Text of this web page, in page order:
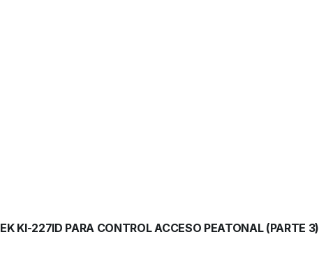
KI-227ID PARA CONTROL ACCESO PEATONAL (PARTE 3)